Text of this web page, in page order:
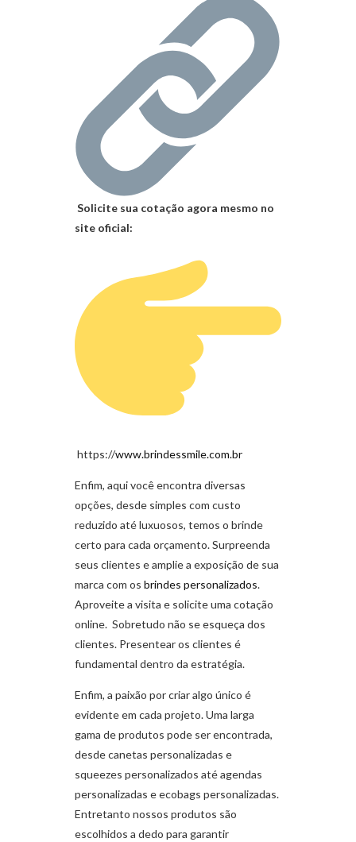
Solicite sua cotação agora mesmo no
site oficial:
https://www.brindessmile.com.br
Enfim, aqui você encontra diversas
opções, desde simples com custo
reduzido até luxuosos, temos o brinde
certo para cada orçamento. Surpreenda
seus clientes e amplie a exposição de sua
marca com os brindes personalizados.
Aproveite a visita e solicite uma cotação
online. Sobretudo não se esqueça dos
clientes. Presentear os clientes é
fundamental dentro da estratégia.
Enfim, a paixão por criar algo único é
evidente em cada projeto. Uma larga
gama de produtos pode ser encontrada,
desde canetas personalizadas e
squeezes personalizados até agendas
personalizadas e ecobags personalizadas.
Entretanto nossos produtos são
escolhidos a dedo para garantir